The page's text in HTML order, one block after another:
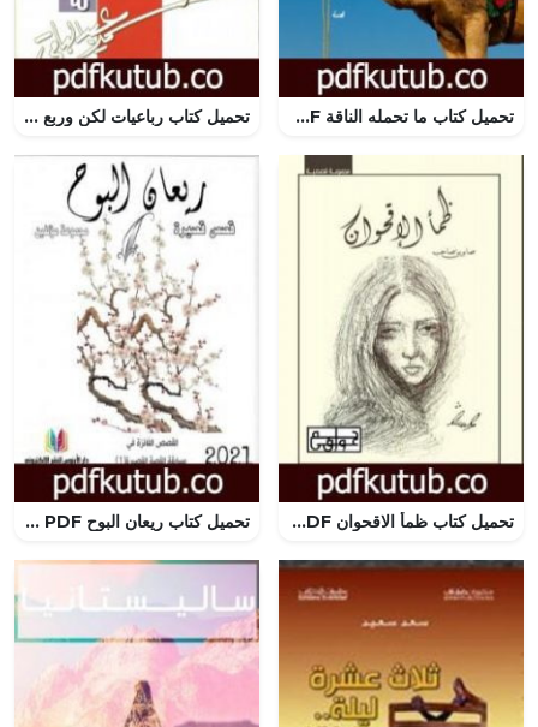
تحميل كتاب ما تحمله الناقة PDF تأليف أحمد عامر – ابن رصيف مجانا [كامل] تحميل كتاب رباعيات لكن وربع PDF تأليف سمير عبد الباقي مجانا [كامل]
تحميل كتاب ظمأ الاقحوان PDF تأليف صابرين صاحب مجانا [كامل] تحميل كتاب ريعان البوح PDF تأليف مجموعة من المؤلفين مجانا [كامل]